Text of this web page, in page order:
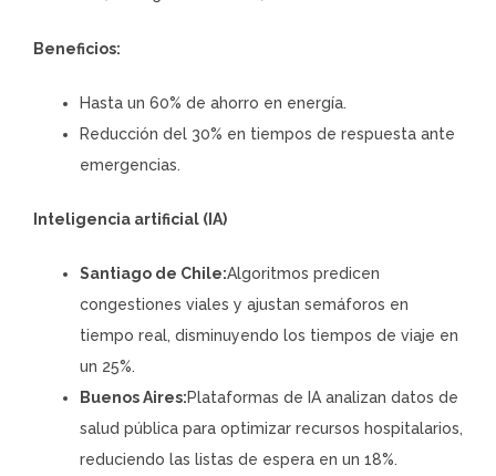
Beneficios:
Hasta un 60% de ahorro en energía.
Reducción del 30% en tiempos de respuesta ante
emergencias.
Inteligencia artificial (IA)
Santiago de Chile:Algoritmos predicen
congestiones viales y ajustan semáforos en
tiempo real, disminuyendo los tiempos de viaje en
un 25%.
Buenos Aires:Plataformas de IA analizan datos de
salud pública para optimizar recursos hospitalarios,
reduciendo las listas de espera en un 18%.